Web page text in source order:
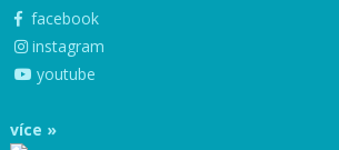
facebook
instagram
youtube
více »